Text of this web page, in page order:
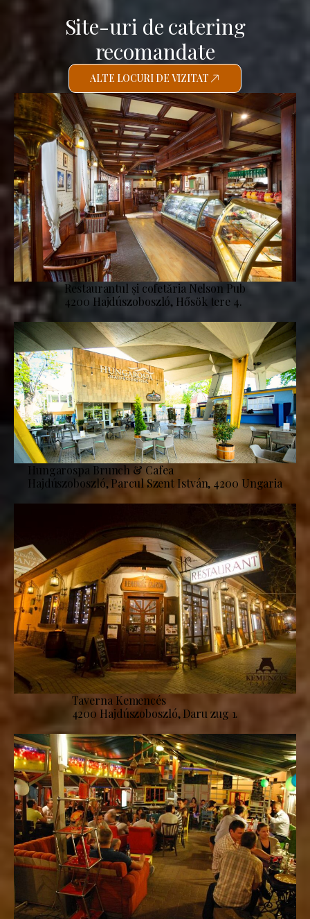
Site-uri de catering
recomandate
ALTE LOCURI DE VIZITAT
Restaurantul și cofetăria Nelson Pub
4200 Hajdúszoboszló, Hősök tere 4.
Hungarospa Brunch & Cafea
Hajdúszoboszló, Parcul Szent István, 4200 Ungaria
Taverna Kemencés
4200 Hajdúszoboszló, Daru zug 1.